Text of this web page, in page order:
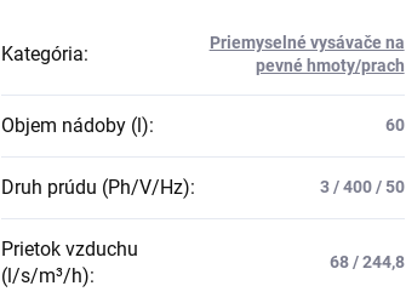
Kategória:
Priemyselné vysávače na
pevné hmoty/prach
Objem nádoby (l): 60
Druh prúdu (Ph/V/Hz): 3 / 400 / 50
Prietok vzduchu
(l/s/m³/h):
68 / 244,8